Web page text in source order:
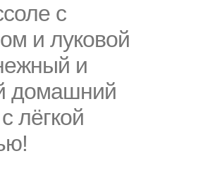
с
и луковой
и
домашний
лёгкой